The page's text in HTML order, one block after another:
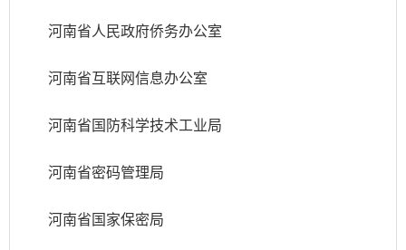
河南省人民政府侨务办公室
河南省互联网信息办公室
河南省国防科学技术工业局
河南省密码管理局
河南省国家保密局